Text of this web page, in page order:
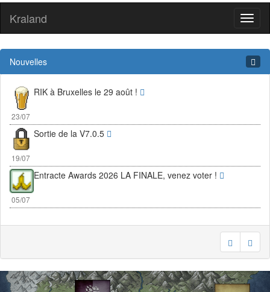
Kraland
Nouvelles
23/07
RIK à Bruxelles le 29 août !
19/07
Sortie de la V7.0.5
05/07
Entracte Awards 2026 LA FINALE, venez voter !
Previous